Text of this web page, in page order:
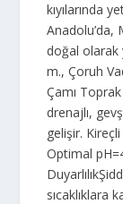
kıyılarında
Anadolu’da,
doğal olarak
m., Çoruh
Çamı
drenajlı,
gelişir.
Optimal
sıcaklıklara